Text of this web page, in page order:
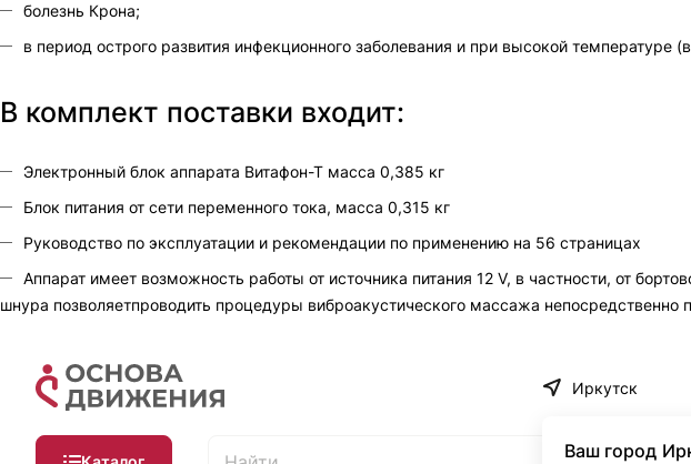
болезнь Крона;
в период острого развития инфекционного заболевания и при высокой температуре
В комплект поставки входит:
Электронный блок аппарата Витафон-Т масса 0,385 кг
Блок питания от сети переменного тока, масса 0,315 кг
Руководство по эксплуатации и рекомендации по применению на 56 страницах
Аппарат имеет возможность работы от источника питания 12 V, в частности, от
шнура позволяетпроводить процедуры виброакустического массажа непосредственно
Иркутск
Ваш город